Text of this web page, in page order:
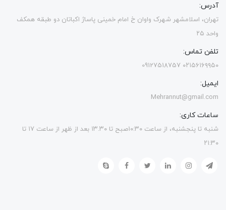
آدرس:
تهران، اسلامشهر شهرک واوان خ امام خمینی پاساژ اکباتان دو طبقه همکف
واحد ۲۵
تلفن تماس:
۰۲۱۵۶۱۶۹۹۵۰ 09127518757
ایمیل:
Mehrannut@gmail.com
ساعات کاری:
شنبه تا پنجشنبه، از ساعت ۱۰:۳۰صبح تا ۱۳.۳۰ بعد از ظهر از ساعت ۱۷ تا
۲۱:۳۰